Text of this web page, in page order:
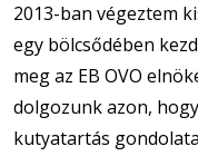
2013-ban végeztem
egy bölcsődében
meg az EB OVO
dolgozunk azon,
kutyatartás